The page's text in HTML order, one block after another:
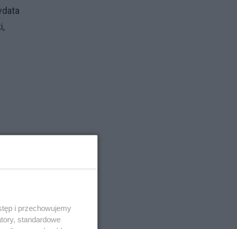
i przechowujemy
standardowe